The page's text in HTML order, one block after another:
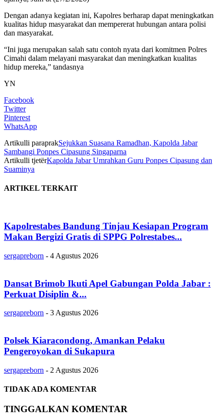
Dengan adanya kegiatan ini, Kapolres berharap dapat meningkatkan
kualitas hidup masyarakat dan mempererat hubungan antara polisi
dan masyarakat.
“Ini juga merupakan salah satu contoh nyata dari komitmen Polres
Cimahi dalam melayani masyarakat dan meningkatkan kualitas
hidup mereka,” tandasnya
YN
Facebook
Twitter
Pinterest
WhatsApp
Artikulli paraprakSejukkan Suasana Ramadhan, Kapolda Jabar
Sambangi Ponpes Cipasung Singaparna
Artikulli tjetërKapolda Jabar Umrahkan Guru Ponpes Cipasung dan
Suaminya
ARTIKEL TERKAIT
Kapolrestabes Bandung Tinjau Kesiapan Program
Makan Bergizi Gratis di SPPG Polrestabes...
sergapreborn - 4 Agustus 2026
Dansat Brimob Ikuti Apel Gabungan Polda Jabar :
Perkuat Disiplin &...
sergapreborn - 3 Agustus 2026
Polsek Kiaracondong, Amankan Pelaku
Pengeroyokan di Sukapura
sergapreborn - 2 Agustus 2026
TIDAK ADA KOMENTAR
TINGGALKAN KOMENTAR